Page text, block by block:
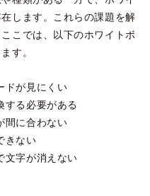
します。これらの課題を解
こでは、以下のホワイトボ
す。
ドが見にくい
する必要がある
間に合わない
きない
文字が消えない